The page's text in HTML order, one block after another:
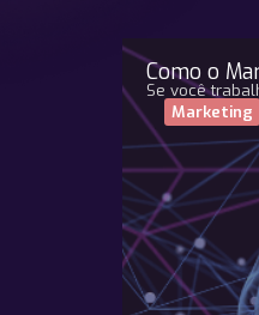
Como o
Se você
Marketing